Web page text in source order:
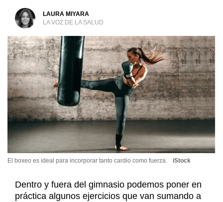
LAURA MIYARA
LA VOZ DE LA SALUD
El boxeo es ideal para incorporar tanto cardio como fuerza. iStock
Dentro y fuera del gimnasio podemos poner en
práctica algunos ejercicios que van sumando a